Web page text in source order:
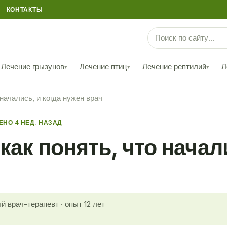
КОНТАКТЫ
Лечение грызунов▾ Лечение птиц▾ Лечение рептилий▾
и когда нужен врач
4 НЕД. НАЗАД
понять, что
врач-терапевт · опыт 12 лет